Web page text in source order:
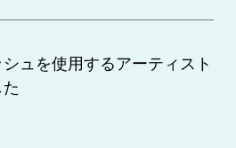
ュを使用するアーティスト